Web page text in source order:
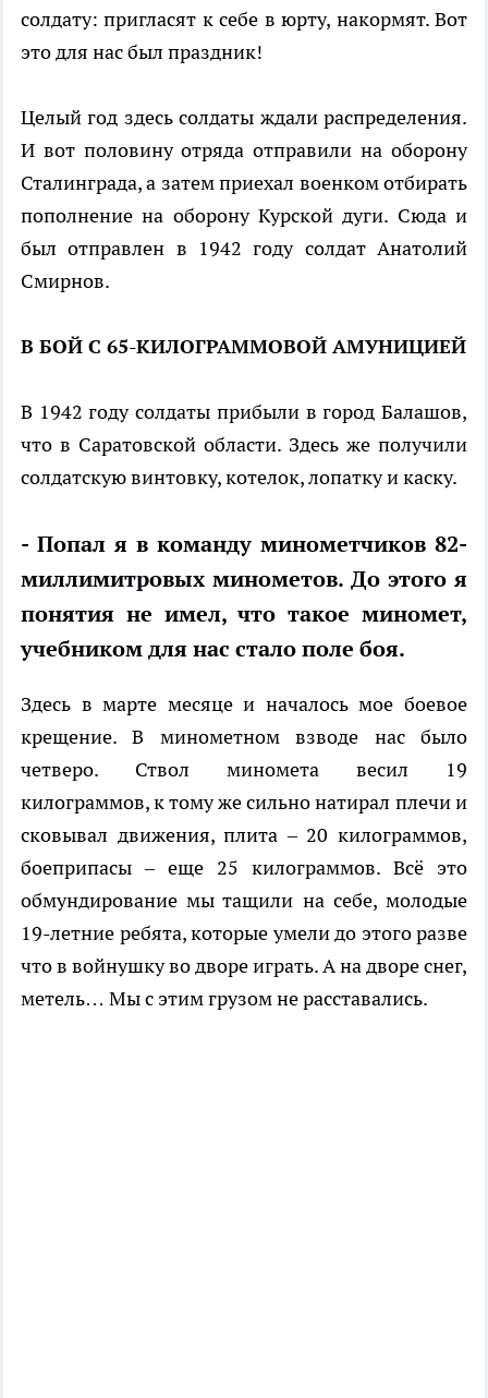
солдату: пригласят к себе в юрту, накормят. Вот
это для нас был праздник!
Целый год здесь солдаты ждали распределения.
И вот половину отряда отправили на оборону
Сталинграда, а затем приехал военком отбирать
пополнение на оборону Курской дуги. Сюда и
был отправлен в 1942 году солдат Анатолий
Смирнов.
В БОЙ С 65-КИЛОГРАММОВОЙ АМУНИЦИЕЙ
В 1942 году солдаты прибыли в город Балашов,
что в Саратовской области. Здесь же получили
солдатскую винтовку, котелок, лопатку и каску.
- Попал я в команду минометчиков 82-
миллимитровых минометов. До этого я
понятия не имел, что такое миномет,
учебником для нас стало поле боя.
Здесь в марте месяце и началось мое боевое
крещение. В минометном взводе нас было
четверо. Ствол миномета весил 19
килограммов, к тому же сильно натирал плечи и
сковывал движения, плита – 20 килограммов,
боеприпасы – еще 25 килограммов. Всё это
обмундирование мы тащили на себе, молодые
19-летние ребята, которые умели до этого разве
что в войнушку во дворе играть. А на дворе снег,
метель… Мы с этим грузом не расставались.